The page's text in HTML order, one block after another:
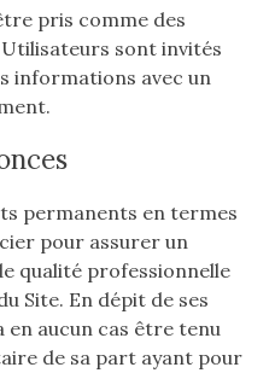
pris comme des
sont invités
informations avec un
permanents en termes
pour assurer un
qualité professionnelle
Site. En dépit de ses
aucun cas être tenu
de sa part ayant pour